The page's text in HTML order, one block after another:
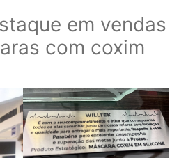
em vendas
com coxim